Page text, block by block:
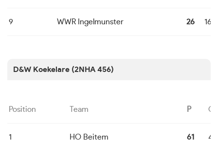
9 WWR Ingelmunster 26 16
D&W Koekelare (2NHA 456)
Position Team P G
1 HO Beitem 61 4